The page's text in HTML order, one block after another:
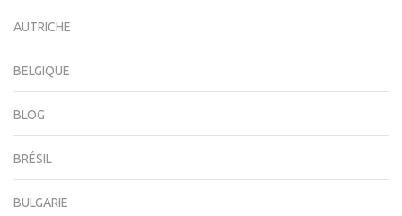
AUTRICHE
BELGIQUE
BLOG
BRÉSIL
BULGARIE